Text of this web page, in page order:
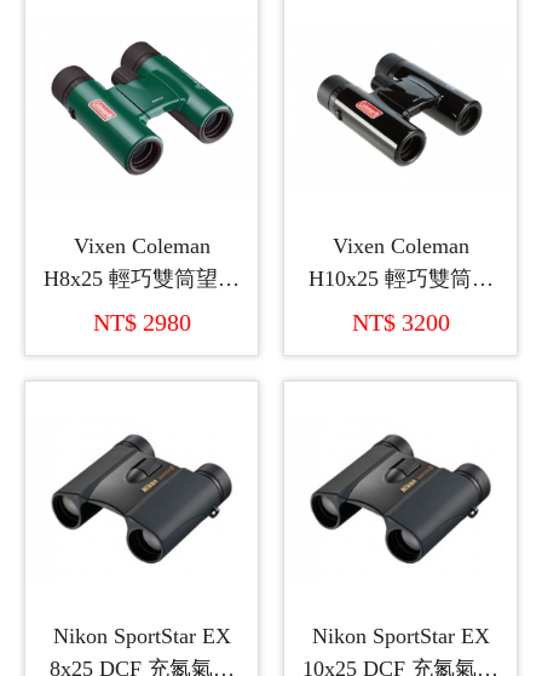
Vixen Coleman
H8x25 輕巧雙筒望遠
鏡
NT$ 2980
Vixen Coleman
H10x25 輕巧雙筒望
遠鏡
NT$ 3200
Nikon SportStar EX
8x25 DCF 充氮氣雙
Nikon SportStar EX
10x25 DCF 充氮氣雙